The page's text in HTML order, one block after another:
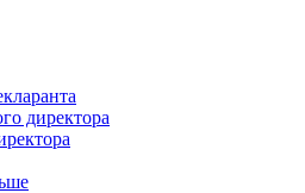
директора